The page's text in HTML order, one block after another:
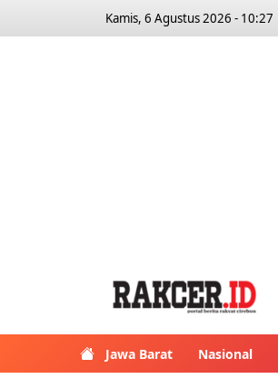
Kamis, 6 Agustus 2026 - 10:27
Jawa Barat Nasional